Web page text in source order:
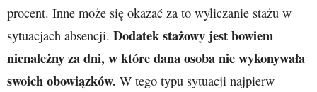
procent. Inne może się okazać za to wyliczanie stażu w
sytuacjach absencji. Dodatek stażowy jest bowiem
nienależny za dni, w które dana osoba nie wykonywała
swoich obowiązków. W tego typu sytuacji najpierw